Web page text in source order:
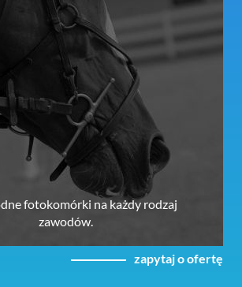
fotokomórki na każdy rodzaj
zawodów.
zapytaj o ofertę